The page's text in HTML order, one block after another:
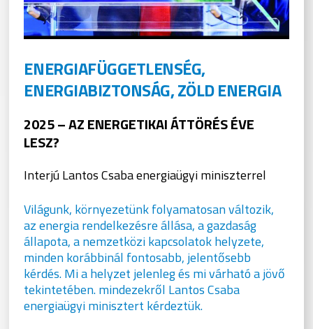
ENERGIAFÜGGETLENSÉG,
ENERGIABIZTONSÁG, ZÖLD ENERGIA
2025 – AZ ENERGETIKAI ÁTTÖRÉS ÉVE
LESZ?
Interjú Lantos Csaba energiaügyi miniszterrel
Világunk, környezetünk folyamatosan változik,
az energia rendelkezésre állása, a gazdaság
állapota, a nemzetközi kapcsolatok helyzete,
minden korábbinál fontosabb, jelentősebb
kérdés. Mi a helyzet jelenleg és mi várható a jövő
tekintetében. mindezekről Lantos Csaba
energiaügyi minisztert kérdeztük.